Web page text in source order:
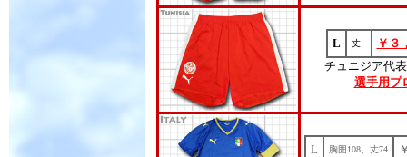
L 丈--
￥３
チュニジア代
選手用プ
L 胸囲108、丈74